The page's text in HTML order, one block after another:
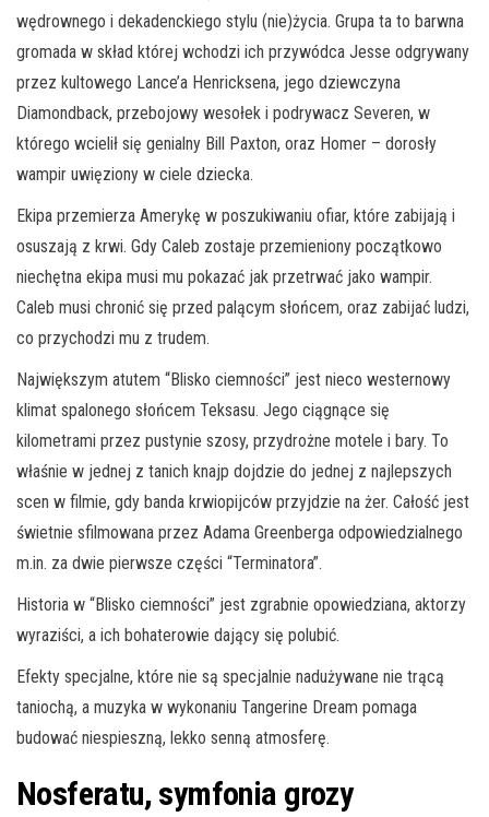
wędrownego i dekadenckiego stylu (nie)życia. Grupa ta to barwna
gromada w skład której wchodzi ich przywódca Jesse odgrywany
przez kultowego Lance’a Henricksena, jego dziewczyna
Diamondback, przebojowy wesołek i podrywacz Severen, w
którego wcielił się genialny Bill Paxton, oraz Homer – dorosły
wampir uwięziony w ciele dziecka.
Ekipa przemierza Amerykę w poszukiwaniu ofiar, które zabijają i
osuszają z krwi. Gdy Caleb zostaje przemieniony początkowo
niechętna ekipa musi mu pokazać jak przetrwać jako wampir.
Caleb musi chronić się przed palącym słońcem, oraz zabijać ludzi,
co przychodzi mu z trudem.
Największym atutem “Blisko ciemności” jest nieco westernowy
klimat spalonego słońcem Teksasu. Jego ciągnące się
kilometrami przez pustynie szosy, przydrożne motele i bary. To
właśnie w jednej z tanich knajp dojdzie do jednej z najlepszych
scen w filmie, gdy banda krwiopijców przyjdzie na żer. Całość jest
świetnie sfilmowana przez Adama Greenberga odpowiedzialnego
m.in. za dwie pierwsze części “Terminatora”.
Historia w “Blisko ciemności” jest zgrabnie opowiedziana, aktorzy
wyraziści, a ich bohaterowie dający się polubić.
Efekty specjalne, które nie są specjalnie nadużywane nie trącą
taniochą, a muzyka w wykonaniu Tangerine Dream pomaga
budować niespieszną, lekko senną atmosferę.
Nosferatu, symfonia grozy